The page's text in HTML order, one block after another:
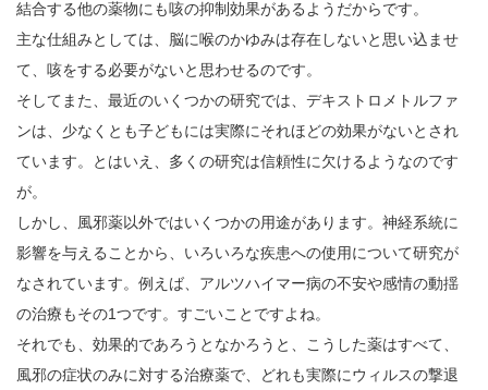
結合する他の薬物にも咳の抑制効果があるようだからです。
主な仕組みとしては、脳に喉のかゆみは存在しないと思い込ませ
て、咳をする必要がないと思わせるのです。
そしてまた、最近のいくつかの研究では、デキストロメトルファ
ンは、少なくとも子どもには実際にそれほどの効果がないとされ
ています。とはいえ、多くの研究は信頼性に欠けるようなのです
が。
しかし、風邪薬以外ではいくつかの用途があります。神経系統に
影響を与えることから、いろいろな疾患への使用について研究が
なされています。例えば、アルツハイマー病の不安や感情の動揺
の治療もその1つです。すごいことですよね。
それでも、効果的であろうとなかろうと、こうした薬はすべて、
風邪の症状のみに対する治療薬で、どれも実際にウィルスの撃退